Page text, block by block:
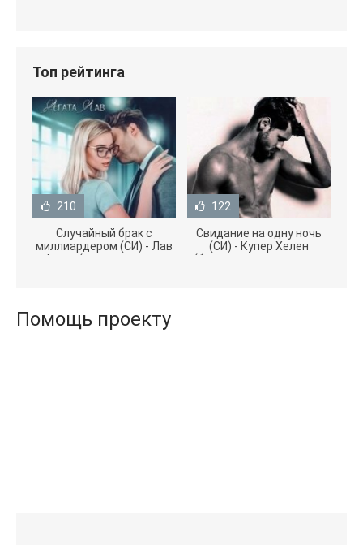
Топ рейтинга
210
Случайный брак с
миллиардером (СИ) - Лав
Агата (полная версия
122
Свидание на одну ночь
(СИ) - Купер Хелен
(бесплатные серии книг
Помощь проекту